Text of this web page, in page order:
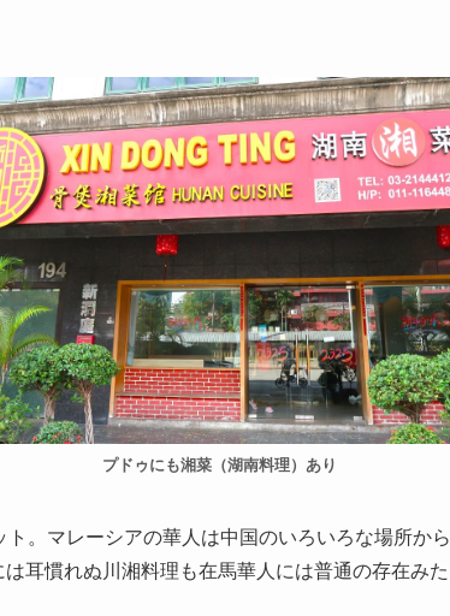
プドゥにも湘菜（湖南料理）あり
。マレーシアの華人は中国のいろいろな場所から
耳慣れぬ川湘料理も在馬華人には普通の存在みた